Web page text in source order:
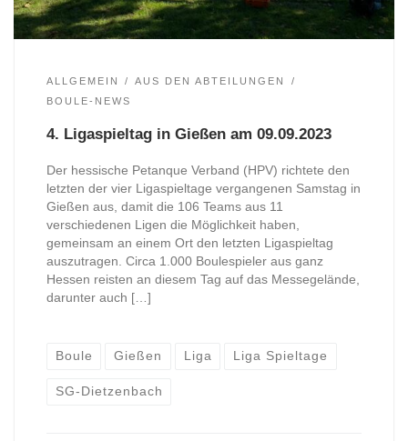
ALLGEMEIN
AUS DEN ABTEILUNGEN
BOULE-NEWS
4. Ligaspieltag in Gießen am 09.09.2023
Der hessische Petanque Verband (HPV) richtete den
letzten der vier Ligaspieltage vergangenen Samstag in
Gießen aus, damit die 106 Teams aus 11
verschiedenen Ligen die Möglichkeit haben,
gemeinsam an einem Ort den letzten Ligaspieltag
auszutragen. Circa 1.000 Boulespieler aus ganz
Hessen reisten an diesem Tag auf das Messegelände,
darunter auch […]
Boule Gießen Liga Liga Spieltage
SG-Dietzenbach